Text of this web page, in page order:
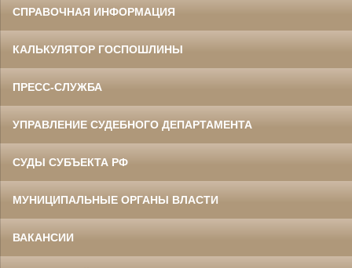
СПРАВОЧНАЯ ИНФОРМАЦИЯ
КАЛЬКУЛЯТОР ГОСПОШЛИНЫ
ПРЕСС-СЛУЖБА
УПРАВЛЕНИЕ СУДЕБНОГО ДЕПАРТАМЕНТА
СУДЫ СУБЪЕКТА РФ
МУНИЦИПАЛЬНЫЕ ОРГАНЫ ВЛАСТИ
ВАКАНСИИ